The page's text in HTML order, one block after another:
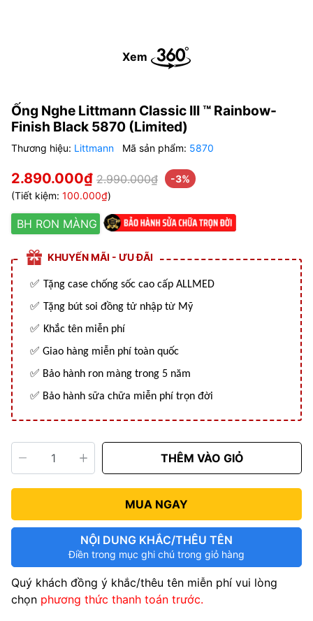
Xem
Ống Nghe Littmann Classic III ™ Rainbow-
Finish Black 5870 (Limited)
Thương hiệu: Littmann Mã sản phẩm: 5870
2.890.000₫ 2.990.000₫
-3%
(Tiết kiệm: 100.000₫)
BH RON MÀNG
KHUYẾN MÃI - ƯU ĐÃI
✅ Tặng case chống sốc cao cấp ALLMED
✅ Tặng bút soi đồng tử nhập từ Mỹ
✅ Khắc tên miễn phí
✅ Giao hàng miễn phí toàn quốc
✅ Bảo hành ron màng trong 5 năm
✅ Bảo hành sữa chữa miễn phí trọn đời
THÊM VÀO GIỎ
MUA NGAY
NỘI DUNG KHẮC/THÊU TÊN
Điền trong mục ghi chú trong giỏ hàng
Quý khách đồng ý khắc/thêu tên miễn phí vui lòng
chọn phương thức thanh toán trước.